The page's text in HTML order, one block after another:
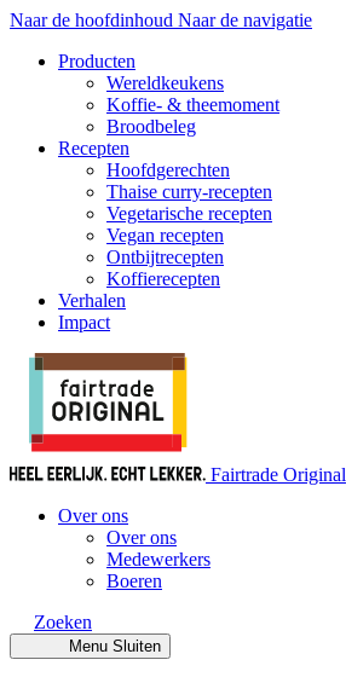
Naar de hoofdinhoud Naar de navigatie
Producten
Wereldkeukens
Koffie- & theemoment
Broodbeleg
Recepten
Hoofdgerechten
Thaise curry-recepten
Vegetarische recepten
Vegan recepten
Ontbijtrecepten
Koffierecepten
Verhalen
Impact
Fairtrade Original
Over ons
Over ons
Medewerkers
Boeren
Zoeken
Menu Sluiten